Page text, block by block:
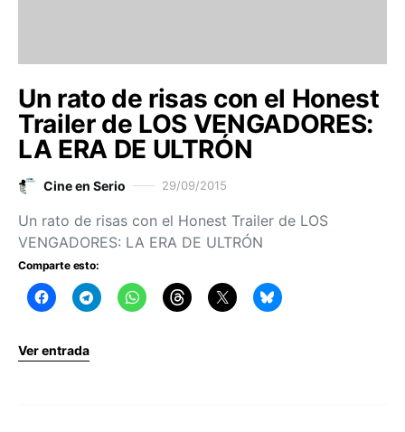
Un rato de risas con el Honest
Trailer de LOS VENGADORES:
LA ERA DE ULTRÓN
Cine en Serio 29/09/2015
Un rato de risas con el Honest Trailer de LOS
VENGADORES: LA ERA DE ULTRÓN
Comparte esto:
Ver entrada